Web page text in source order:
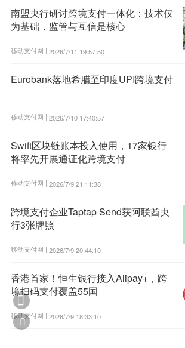
南盟央行研讨跨境支付一体化：技术仅
为基础，监管与互信是核心
移动支付网 | 2026/7/11 19:57:50
Eurobank落地希腊至印度UPI跨境支付
移动支付网 | 2026/7/10 17:40:57
Swift区块链账本投入使用，17家银行
将率先开展通证化跨境支付
移动支付网 | 2026/7/9 21:11:38
跨境支付企业Taptap Send获阿联酋央
行3张牌照
移动支付网 | 2026/7/9 20:44:10
香港首家！恒生银行接入Alipay+，跨
境扫码支付覆盖55国
移动支付网 | 2026/7/9 18:33:10

